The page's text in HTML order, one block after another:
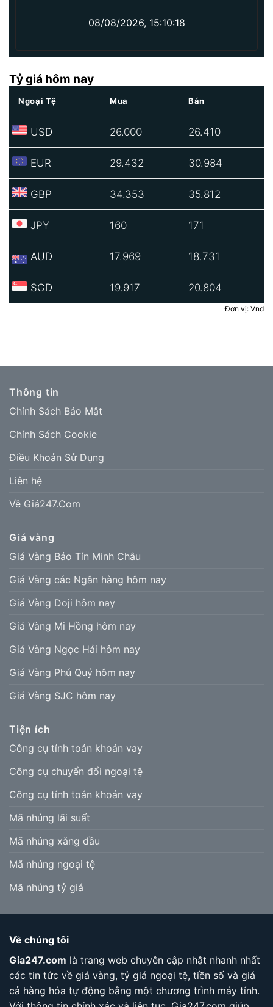
08/08/2026, 15:10:18
Tỷ giá hôm nay
Ngoại Tệ Mua Bán
USD 26.000 26.410
EUR 29.432 30.984
GBP 34.353 35.812
JPY 160 171
AUD 17.969 18.731
SGD 19.917 20.804
Đơn vị: Vnđ
Thông tin
Chính Sách Bảo Mật
Chính Sách Cookie
Điều Khoản Sử Dụng
Liên hệ
Về Giá247.Com
Giá vàng
Giá Vàng Bảo Tín Minh Châu
Giá Vàng các Ngân hàng hôm nay
Giá Vàng Doji hôm nay
Giá Vàng Mi Hồng hôm nay
Giá Vàng Ngọc Hải hôm nay
Giá Vàng Phú Quý hôm nay
Giá Vàng SJC hôm nay
Tiện ích
Công cụ tính toán khoản vay
Công cụ chuyển đổi ngoại tệ
Công cụ tính toán khoản vay
Mã nhúng lãi suất
Mã nhúng xăng dầu
Mã nhúng ngoại tệ
Mã nhúng tỷ giá
Về chúng tôi
Gia247.com là trang web chuyên cập nhật nhanh nhất
các tin tức về giá vàng, tỷ giá ngoại tệ, tiền số và giá
cả hàng hóa tự động bằng một chương trình máy tính.